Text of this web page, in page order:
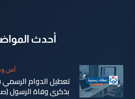
أحدث
أمن
تعطيل الدوام الرسمي
بذكرى وفاة الرسول